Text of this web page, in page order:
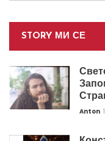
STORY МИ СЕ
Anton